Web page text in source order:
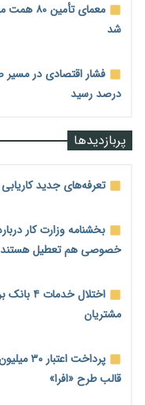
معمای
شد
درصد رسید
رشد ۷۵ هزار
آغاز اجرای پایلوت
محدودیت تازه برای
کنترل تورم
سایپا و پارس‌خودرو
پربازدیدها
تعرفه‌های جدید کاریابی در سال
بخشنامه وزارت کار
خصوصی هم تعطیل هستند
اختلال
مشتریان
پرداخت
قالب طرح «افرا»